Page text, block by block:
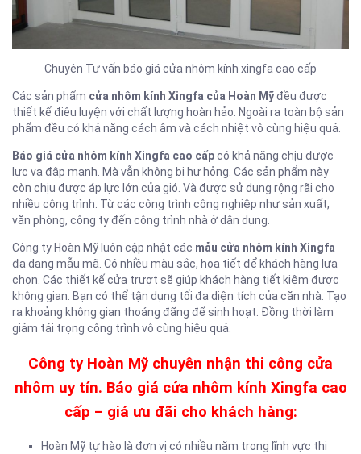
Chuyên Tư vấn báo giá cửa nhôm kính xingfa cao cấp
Các sản phẩm cửa nhôm kính Xingfa của Hoàn Mỹđều được
thiết kế điêu luyện với chất lượng hoàn hảo. Ngoài ra toàn bộ sản
phẩm đều có khả năng cách âm và cách nhiệt vô cùng hiệu quả.
Báo giá cửa nhôm kính Xingfa cao cấpcó khả năng chịu được
lực va đập mạnh. Mà vẫn không bị hư hỏng. Các sản phẩm này
còn chịu được áp lực lớn của gió. Và được sử dụng rộng rãi cho
nhiều công trình. Từ các công trình công nghiệp như sản xuất,
văn phòng, công ty đến công trình nhà ở dân dụng.
Công ty Hoàn Mỹ luôn cập nhật các mẫu cửa nhôm kính Xingfa
đa dạng mẫu mã. Có nhiều màu sắc, họa tiết để khách hàng lựa
chọn. Các thiết kế cửa trượt sẽ giúp khách hàng tiết kiệm được
không gian. Bạn có thể tận dụng tối đa diện tích của căn nhà. Tạo
ra khoảng không gian thoáng đãng để sinh hoạt. Đồng thời làm
giảm tải trọng công trình vô cùng hiệu quả.
Công ty Hoàn Mỹ chuyên nhận thi công cửa
nhôm uy tín. Báo giá cửa nhôm kính Xingfa cao
cấp – giá ưu đãi cho khách hàng:
Hoàn Mỹ tự hào là đơn vị có nhiều năm trong lĩnh vực thi